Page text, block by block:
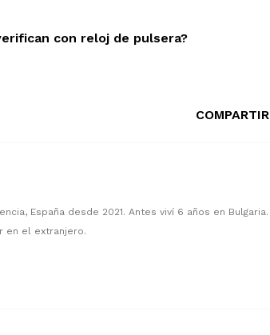
con reloj de pulsera?
COMPARTIR
España desde 2021. Antes viví 6 años en Bulgaria.
en el extranjero.